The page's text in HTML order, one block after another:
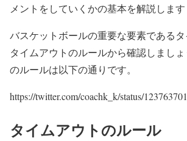
メントをしていくかの基本を解説しま
バスケットボールの重要な要素である
タイムアウトのルールから確認しまし
のルールは以下の通りです。
https://twitter.com/coachk_k/status/
タイムアウトのルール